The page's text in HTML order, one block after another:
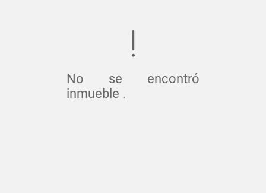
No se encontró
inmueble .